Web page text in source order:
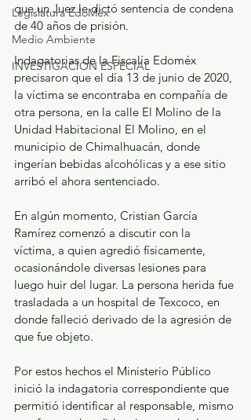
Legislatura EdoMéx
Medio Ambiente
INVESTIGACIÓN ESPECIAL
que un Juez le dictó sentencia de condena
de 40 años de prisión.
Indagatorias de la Fiscalía Edoméx
precisaron que el día 13 de junio de 2020,
la víctima se encontraba en compañía de
otra persona, en la calle El Molino de la
Unidad Habitacional El Molino, en el
municipio de Chimalhuacán, donde
ingerían bebidas alcohólicas y a ese sitio
arribó el ahora sentenciado.
En algún momento, Cristian García
Ramírez comenzó a discutir con la
víctima, a quien agredió físicamente,
ocasionándole diversas lesiones para
luego huir del lugar. La persona herida fue
trasladada a un hospital de Texcoco, en
donde falleció derivado de la agresión de
que fue objeto.
Por estos hechos el Ministerio Público
inició la indagatoria correspondiente que
permitió identificar al responsable, mismo